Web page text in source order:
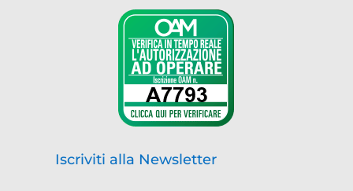
Iscriviti alla Newsletter